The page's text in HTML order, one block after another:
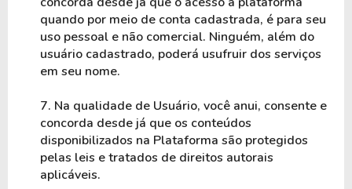
quando por meio de conta cadastrada, é para seu
uso pessoal e não comercial. Ninguém, além do
usuário cadastrado, poderá usufruir dos serviços
em seu nome.
7. Na qualidade de Usuário, você anui, consente e
concorda desde já que os conteúdos
disponibilizados na Plataforma são protegidos
pelas leis e tratados de direitos autorais
aplicáveis.